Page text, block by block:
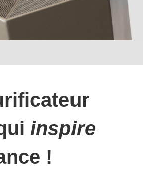
inspire
!